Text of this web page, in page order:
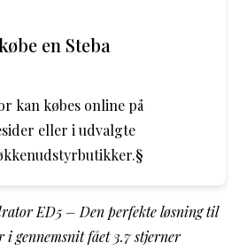
en Steba
kan købes online på
eller i udvalgte
ED5 – Den perfekte løsning til
gennemsnit fået3.7stjerner